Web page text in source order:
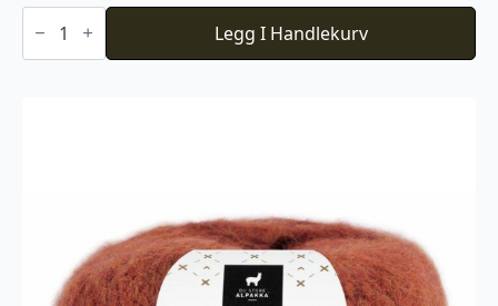
Du
Store
Faerytale
Legg I Handlekurv